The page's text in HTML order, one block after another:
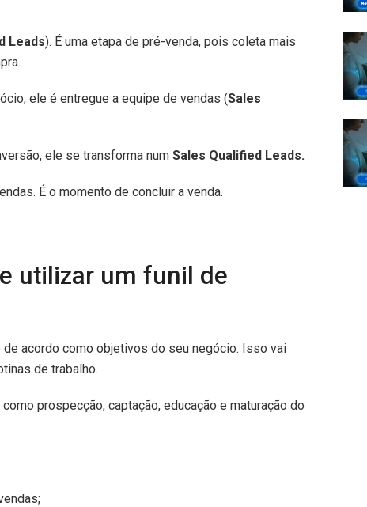
Leads). É uma etapa de pré-venda, pois coleta mais
ele é entregue a equipe de vendas (Sales
ele se transforma num Sales Qualified Leads.
É o momento de concluir a venda.
utilizar um funil de
acordo como objetivos do seu negócio. Isso vai
de trabalho.
prospecção, captação, educação e maturação do